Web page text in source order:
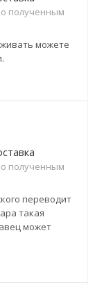
полученным
можете
полученным
переводит
такая
может